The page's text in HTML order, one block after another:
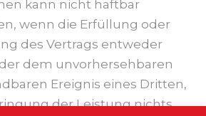
kann nicht haftbar
wenn die Erfüllung oder
des Vertrags entweder
dem unvorhersehbaren
Ereignis eines Dritten,
der Leistung nichts